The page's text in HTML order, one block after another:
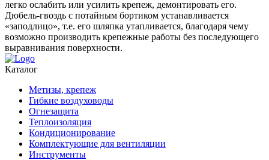
легко ослабить или усилить крепеж, демонтировать его.
Дюбель-гвоздь с потайным бортиком устанавливается
«заподлицо», т.е. его шляпка утапливается, благодаря чему
возможно производить крепежные работы без последующего
выравнивания поверхности.
Каталог
Метизы, крепеж
Гибкие воздуховоды
Огнезащита
Теплоизоляция
Кондиционирование
Комплектующие для вентиляции
Инструменты